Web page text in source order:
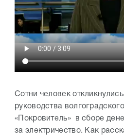
Сотни человек
руководства
«Покровитель» в сборе
за электричество. Как